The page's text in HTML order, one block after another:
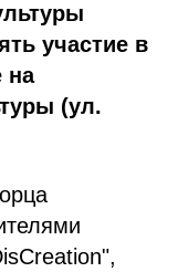
участие в
на
(ул.